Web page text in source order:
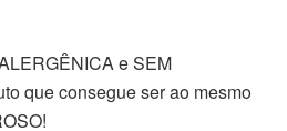
e SEM
que consegue ser ao mesmo